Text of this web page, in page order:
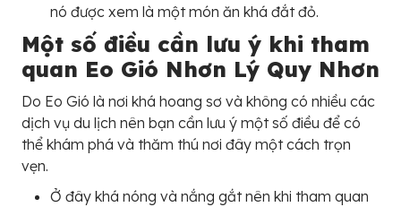
nó được xem là một món ăn khá đắt đỏ.
Một số điều cần lưu ý khi tham
quan Eo Gió Nhơn Lý Quy Nhơn
Do Eo Gió là nơi khá hoang sơ và không có nhiều các
dịch vụ du lịch nên bạn cần lưu ý một số điều để có
thể khám phá và thăm thú nơi đây một cách trọn
vẹn.
Ở đây khá nóng và nắng gắt nên khi tham quan